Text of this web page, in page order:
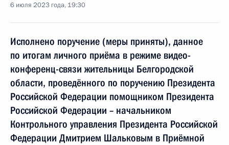
6 июля 2023 года, 19:30
Исполнено поручение (меры приняты), данное
по итогам личного приёма в режиме видео-
конференц-связи жительницы Белгородской
области, проведённого по поручению Президента
Российской Федерации помощником Президента
Российской Федерации – начальником
Контрольного управления Президента Российской
Федерации Дмитрием Шальковым в Приёмной